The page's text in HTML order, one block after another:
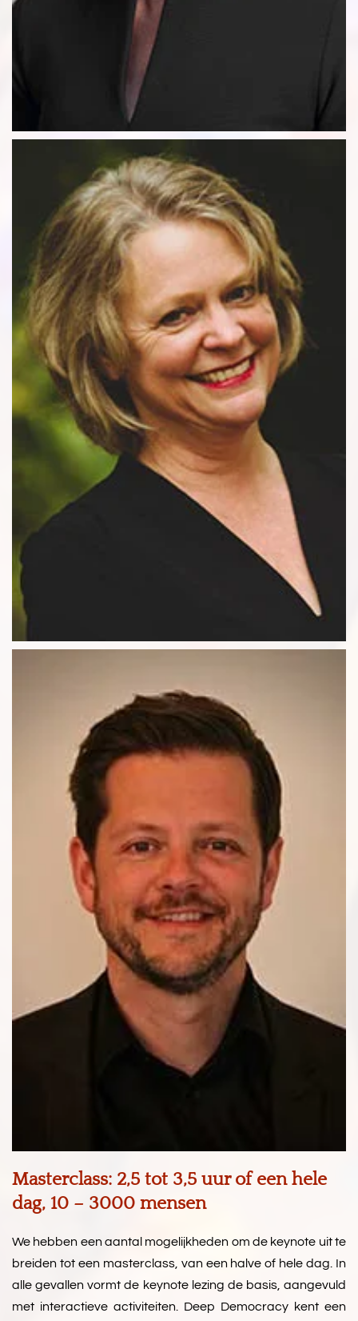
Masterclass: 2,5 tot 3,5 uur of een hele
dag, 10 – 3000 mensen
We hebben een aantal mogelijkheden om de keynote uit te
breiden tot een masterclass, van een halve of hele dag. In
alle gevallen vormt de keynote lezing de basis, aangevuld
met interactieve activiteiten. Deep Democracy kent een